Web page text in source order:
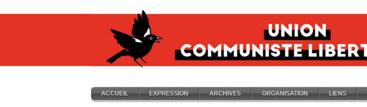
ACCUEIL EXPRESSION ARCHIVES ORGANISATION LIENS